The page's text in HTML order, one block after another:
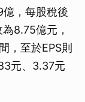
億，每股稅後
8.75億元，
，至於EPS則
元、3.37元